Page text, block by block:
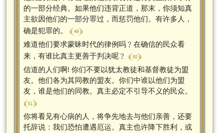
的一部分经典。如果他们违背正道，那末，你须知真
主欲因他们的一部分罪过，而惩罚他们。有许多人，
确是犯罪的。 ﴾ 49 ﴿
难道他们要求蒙昧时代的律例吗﹖在确信的民众看
来，有谁比真主更善于判决呢﹖ ﴾ 50 ﴿
信道的人们啊! 你们不要以犹太教徒和基督教徒为盟
友。他们各为其同教的盟友。你们中谁以他们为盟
友，谁是他们的同教。真主必定不引导不义的民众。
﴾ 51 ﴿
你将看见有心病的人，将争先地去与他们亲善，还要
托辞说：我们恐怕遭遇厄运。真主也许降下胜利，或